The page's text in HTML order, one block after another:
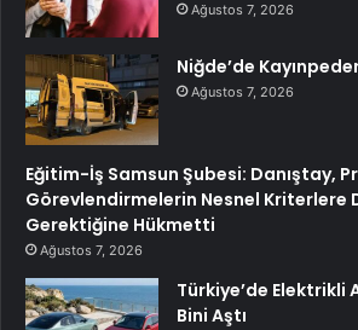
Ağustos 7, 2026
Niğde’de
Ağustos 7, 2026
Eğitim-İş Samsun Şubesi: Danıştay,
Görevlendirmelerin Nesnel Kriterlere
Gerektiğine Hükmetti
Ağustos 7, 2026
Türkiye’de Elektrikli
Bini Aştı